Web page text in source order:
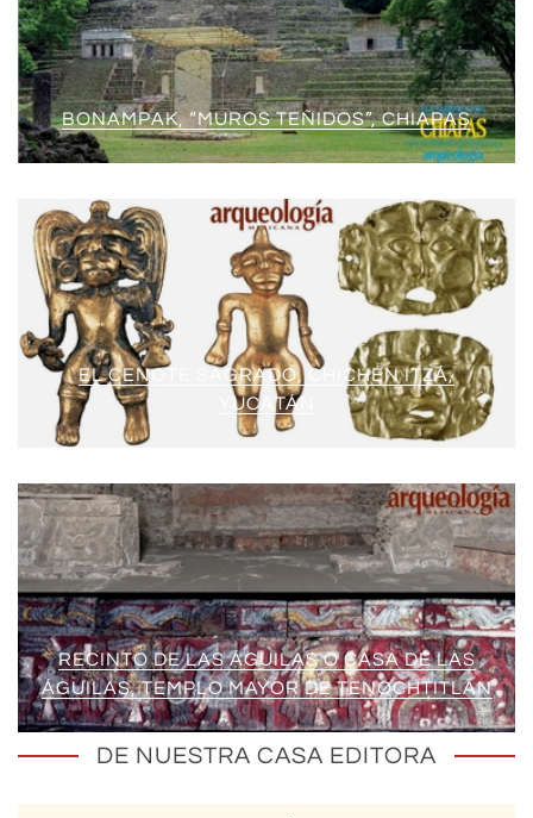
BONAMPAK, “MUROS TEÑIDOS”, CHIAPAS
EL CENOTE SAGRADO, CHICHÉN ITZÁ,
YUCATÁN
RECINTO DE LAS ÁGUILAS O CASA DE LAS
ÁGUILAS, TEMPLO MAYOR DE TENOCHTITLAN
DE NUESTRA CASA EDITORA